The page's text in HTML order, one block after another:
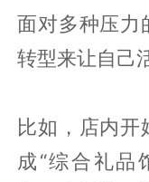
面对多种压力
转型来让自己
比如，店内开
成“综合礼品